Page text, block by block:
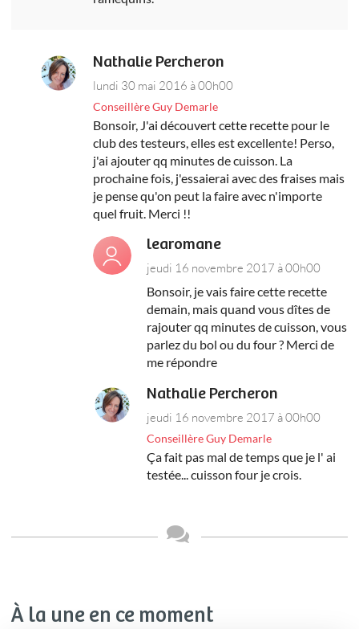
Nathalie Percheron
lundi 30 mai 2016 à 00h00
Conseillère Guy Demarle
Bonsoir, J'ai découvert cette recette pour le
club des testeurs, elles est excellente! Perso,
j'ai ajouter qq minutes de cuisson. La
prochaine fois, j'essaierai avec des fraises mais
je pense qu'on peut la faire avec n'importe
quel fruit. Merci !!
learomane
jeudi 16 novembre 2017 à 00h00
Bonsoir, je vais faire cette recette
demain, mais quand vous dîtes de
rajouter qq minutes de cuisson, vous
parlez du bol ou du four ? Merci de
me répondre
Nathalie Percheron
jeudi 16 novembre 2017 à 00h00
Conseillère Guy Demarle
Ça fait pas mal de temps que je l' ai
testée... cuisson four je crois.
À la une en ce moment